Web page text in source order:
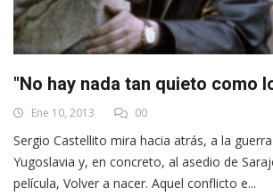
"No hay nada tan quieto como
Ene 10, 2013 00
Sergio Castellito mira hacia atrás, a la
Yugoslavia y, en concreto, al asedio de
película, Volver a nacer. Aquel conflicto e...